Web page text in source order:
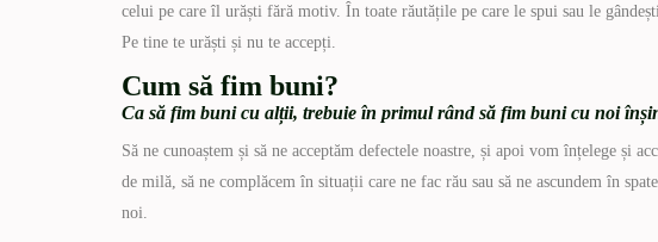
celui pe care îl urăști fără motiv. În toate răutățile pe care le spui sau le
Pe tine te urăști și nu te accepți.
Cum să fim buni?
Ca să fim buni cu alții, trebuie în primul rând să fim buni cu noi
Să ne cunoaștem și să ne acceptăm defectele noastre, și apoi vom înțelege și
de milă, să ne complăcem în situații care ne fac rău sau să ne ascundem în
noi.